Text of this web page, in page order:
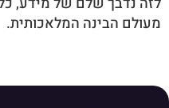
מעולם הבינה המלאכותית.